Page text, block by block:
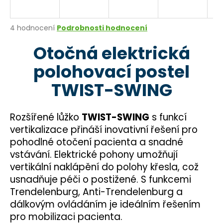
Průměrné
produktu
4 hodnocení Podrobnosti hodnocení
Otočná elektrická
polohovací postel
TWIST-SWING
Rozšířené lůžko TWIST-SWING s funkcí
vertikalizace přináší inovativní řešení pro
pohodlné otočení pacienta a snadné
vstávání. Elektrické pohony umožňují
vertikální naklápění do polohy křesla, což
usnadňuje péči o postižené. S funkcemi
Trendelenburg, Anti-Trendelenburg a
dálkovým ovládáním je ideálním řešením
pro mobilizaci pacienta.
j
HLEDAT
D
o
p
o
r
u